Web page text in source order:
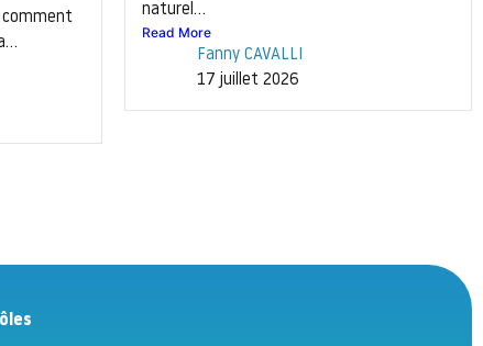
comment
naturel...
Read More
Fanny CAVALLI
17 juillet 2026